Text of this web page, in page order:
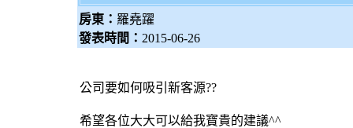
房東： 羅堯躍
發表時間： 2015-06-26
公司要如何吸引新客源??
希望各位大大可以給我寶貴的建議^^